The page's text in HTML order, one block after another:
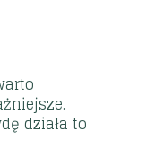
działa to